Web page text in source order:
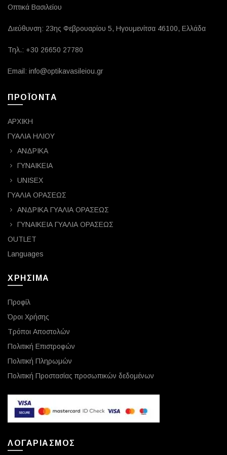
Οπτικά Βασιλείου
Διεύθυνση: 23ης Φεβρουαρίου 5, Ηγουμενίτσα 46100, Ελλάδα
Τηλ.: +30 26650 27780
Email: info@optikavasileiou.gr
ΠΡΟΪΟΝΤΑ
ΑΡΧΙΚΗ
ΓΥΑΛΙΑ ΗΛΙΟΥ
ΑΝΔΡΙΚΑ
ΓΥΝΑΙΚΕΙΑ
UNISEX
ΓΥΑΛΙΑ ΟΡΑΣΕΩΣ
ΑΝΔΡΙΚΑ ΓΥΑΛΙΑ ΟΡΑΣΕΩΣ
ΓΥΝΑΙΚΕΙΑ ΓΥΑΛΙΑ ΟΡΑΣΕΩΣ
OUTLET
Languages
ΧΡΗΣΙΜΑ
Προφίλ
Όροι Χρήσης
Τρόποι Αποστολών
Πολιτική Επιστροφών
Πολιτική Πληρωμών
Πολιτική Προστασίας προσωπικών δεδομένων
ΛΟΓΑΡΙΑΣΜΟΣ